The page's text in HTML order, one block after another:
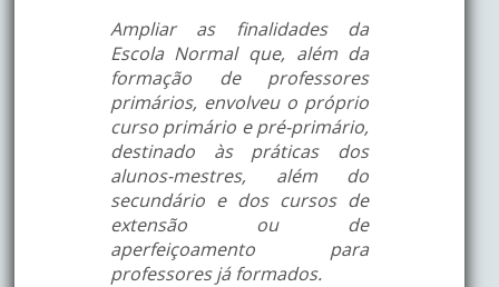
Ampliar as finalidades da
Escola Normal que, além da
formação de professores
primários, envolveu o próprio
curso primário e pré-primário,
destinado às práticas dos
alunos-mestres, além do
secundário e dos cursos de
extensão ou de
aperfeiçoamento para
professores já formados.